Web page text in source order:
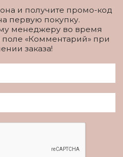
и получите промо-код
первую покупку.
менеджеру во время
поле «Комментарий» при
заказа!